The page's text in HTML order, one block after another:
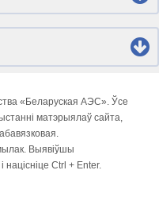
«Беларуская АЭС». Ўсе
матэрыялаў сайта,
Выявіўшы
Ctrl + Enter.